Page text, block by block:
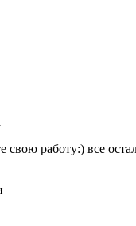
свою работу:) все